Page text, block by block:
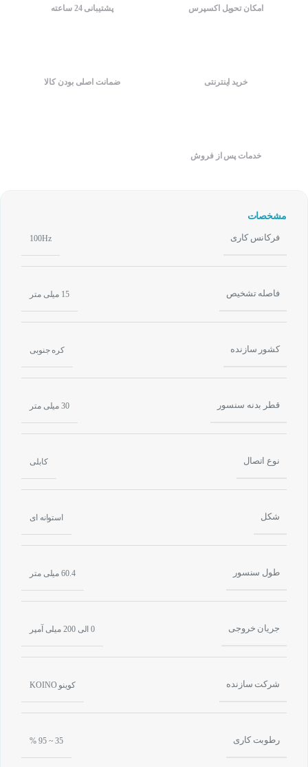
امکان تحویل اکسپرس پشتیبانی 24 ساعته
خرید اینترنتی ضمانت اصلی بودن کالا
خدمات پس از فروش
مشخصات
فرکانس کاری 100Hz
فاصله تشخیص 15 میلی متر
کشور سازنده کره جنوبی
قطر بدنه سنسور 30 میلی متر
نوع اتصال کابلی
شکل استوانه ای
طول سنسور 60.4 میلی متر
جریان خروجی 0 الی 200 میلی آمپر
شرکت سازنده کوینو KOINO
رطوبت کاری 35 ~ 95 %